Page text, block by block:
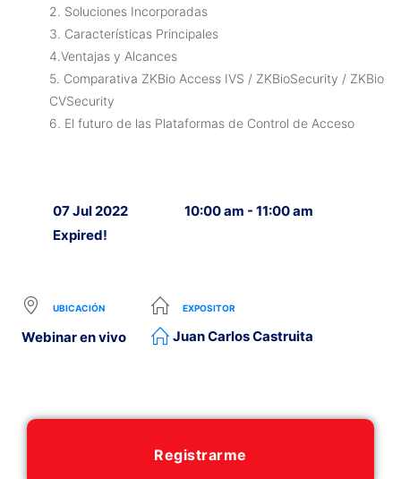
2. Soluciones Incorporadas
3. Características Principales
4.Ventajas y Alcances
5. Comparativa ZKBio Access IVS / ZKBioSecurity / ZKBio
CVSecurity
6. El futuro de las Plataformas de Control de Acceso
07 Jul 2022
Expired!
10:00 am - 11:00 am
UBICACIÓN
Webinar en vivo
EXPOSITOR
Juan Carlos Castruita
Registrarme